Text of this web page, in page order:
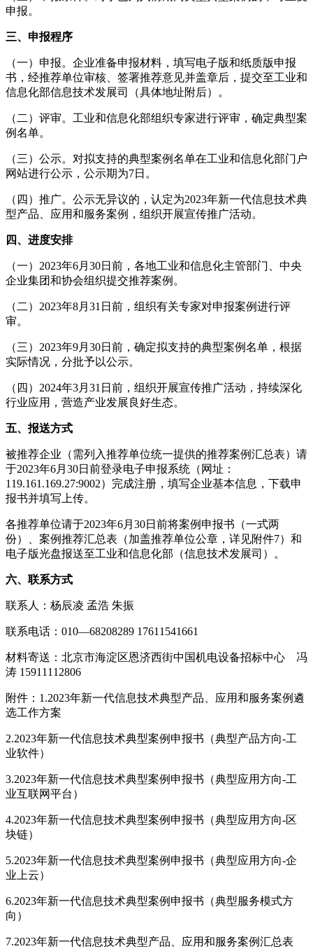
申报。
三、申报程序
（一）申报。企业准备申报材料，填写电子版和纸质版申报
书，经推荐单位审核、签署推荐意见并盖章后，提交至工业和
信息化部信息技术发展司（具体地址附后）。
（二）评审。工业和信息化部组织专家进行评审，确定典型案
例名单。
（三）公示。对拟支持的典型案例名单在工业和信息化部门户
网站进行公示，公示期为7日。
（四）推广。公示无异议的，认定为2023年新一代信息技术典
型产品、应用和服务案例，组织开展宣传推广活动。
四、进度安排
（一）2023年6月30日前，各地工业和信息化主管部门、中央
企业集团和协会组织提交推荐案例。
（二）2023年8月31日前，组织有关专家对申报案例进行评
审。
（三）2023年9月30日前，确定拟支持的典型案例名单，根据
实际情况，分批予以公示。
（四）2024年3月31日前，组织开展宣传推广活动，持续深化
行业应用，营造产业发展良好生态。
五、报送方式
被推荐企业（需列入推荐单位统一提供的推荐案例汇总表）请
于2023年6月30日前登录电子申报系统（网址：
119.161.169.27:9002）完成注册，填写企业基本信息，下载申
报书并填写上传。
各推荐单位请于2023年6月30日前将案例申报书（一式两
份）、案例推荐汇总表（加盖推荐单位公章，详见附件7）和
电子版光盘报送至工业和信息化部（信息技术发展司）。
六、联系方式
联系人：杨辰凌 孟浩 朱振
联系电话：010—68208289 17611541661
材料寄送：北京市海淀区恩济西街中国机电设备招标中心 冯
涛 15911112806
附件：1.2023年新一代信息技术典型产品、应用和服务案例遴
选工作方案
2.2023年新一代信息技术典型案例申报书（典型产品方向-工
业软件）
3.2023年新一代信息技术典型案例申报书（典型应用方向-工
业互联网平台）
4.2023年新一代信息技术典型案例申报书（典型应用方向-区
块链）
5.2023年新一代信息技术典型案例申报书（典型应用方向-企
业上云）
6.2023年新一代信息技术典型案例申报书（典型服务模式方
向）
7.2023年新一代信息技术典型产品、应用和服务案例汇总表